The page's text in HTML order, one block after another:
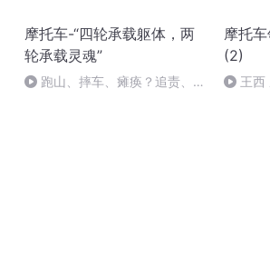
摩托车-“四轮承载躯体，两
轮承载灵魂”
跑山、摔车、瘫痪？追责、摩
摩托
(2)
王西 摩托车领域垂直社群的